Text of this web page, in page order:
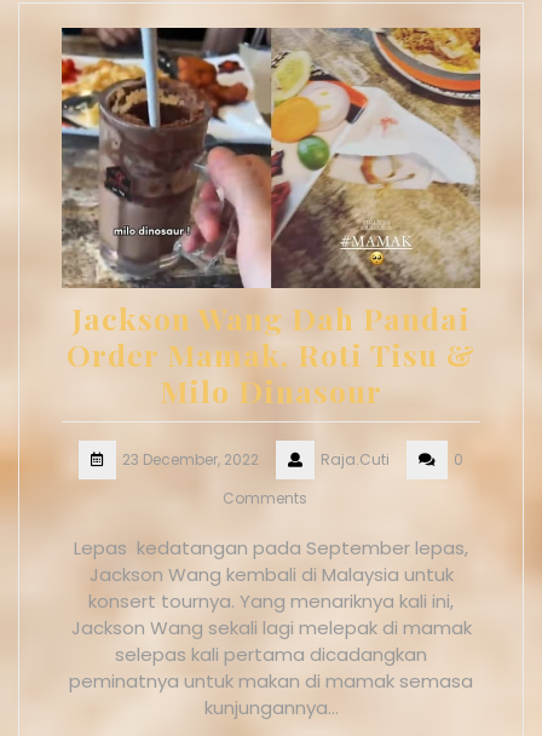
Jackson Wang Dah Pandai
Order Mamak, Roti Tisu &
Milo Dinasour
23 December, 2022 Raja.Cuti
0
Comments
Lepas kedatangan pada September lepas,
Jackson Wang kembali di Malaysia untuk
konsert tournya. Yang menariknya kali ini,
Jackson Wang sekali lagi melepak di mamak
selepas kali pertama dicadangkan
peminatnya untuk makan di mamak semasa
kunjungannya…